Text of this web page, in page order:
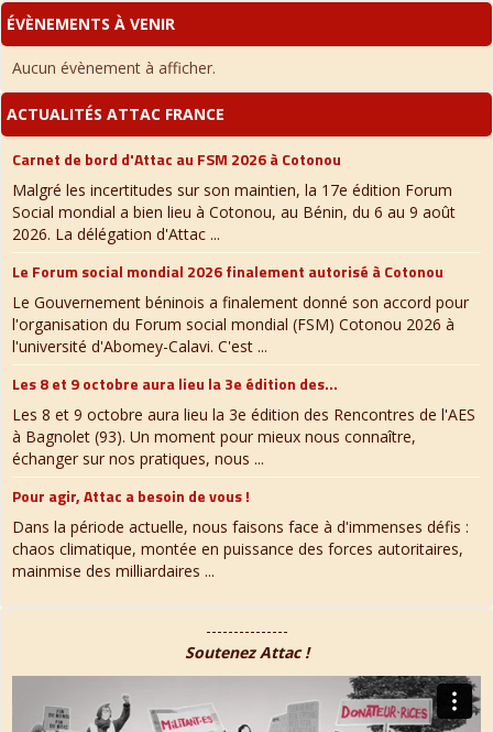
ÉVÈNEMENTS À VENIR
Aucun évènement à afficher.
ACTUALITÉS ATTAC FRANCE
Carnet de bord d'Attac au FSM 2026 à Cotonou
Malgré les incertitudes sur son maintien, la 17e édition Forum
Social mondial a bien lieu à Cotonou, au Bénin, du 6 au 9 août
2026. La délégation d'Attac ...
Le Forum social mondial 2026 finalement autorisé à Cotonou
Le Gouvernement béninois a finalement donné son accord pour
l'organisation du Forum social mondial (FSM) Cotonou 2026 à
l'université d'Abomey-Calavi. C'est ...
Les 8 et 9 octobre aura lieu la 3e édition des...
Les 8 et 9 octobre aura lieu la 3e édition des Rencontres de l'AES
à Bagnolet (93). Un moment pour mieux nous connaître,
échanger sur nos pratiques, nous ...
Pour agir, Attac a besoin de vous !
Dans la période actuelle, nous faisons face à d'immenses défis :
chaos climatique, montée en puissance des forces autoritaires,
mainmise des milliardaires ...
---------------
Soutenez Attac !